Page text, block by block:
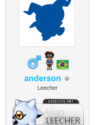
anderson
Leecher